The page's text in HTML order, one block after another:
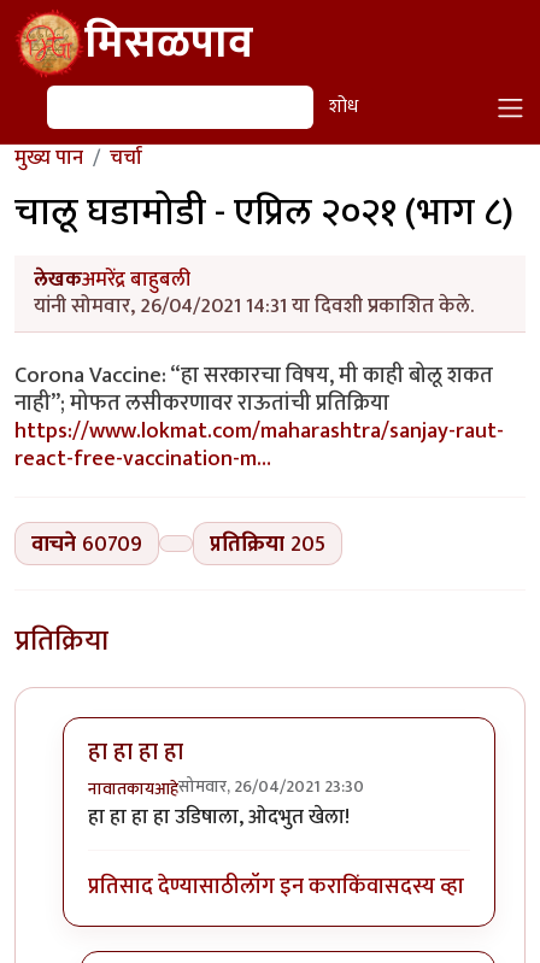
Skip to main contentमिसळपाव
शोध शोध
मुख्य पान चर्चा
चालू घडामोडी - एप्रिल २०२१ (भाग ८)
लेखकअमरेंद्र बाहुबली
यांनी सोमवार, 26/04/2021 14:31 या दिवशी प्रकाशित केले.
Corona Vaccine: “हा सरकारचा विषय, मी काही बोलू शकत
नाही”; मोफत लसीकरणावर राऊतांची प्रतिक्रिया
https://www.lokmat.com/maharashtra/sanjay-raut-
react-free-vaccination-m…
वाचने 60709 प्रतिक्रिया 205
प्रतिक्रिया
हा हा हा हा
नावातकायआहेसोमवार, 26/04/2021 23:30
In reply toखेला होबेचा परीणामby
हा हा हा हा उडिषाला, ओदभुत खेला!
प्रतिसाद देण्यासाठीलॉग इन कराकिंवासदस्य व्हा